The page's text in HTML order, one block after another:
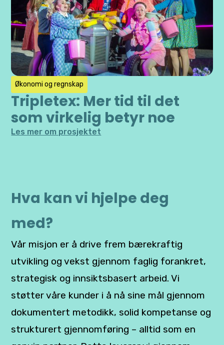
Økonomi og regnskap
Tripletex: Mer tid til det
som virkelig betyr noe
Les mer om prosjektet
Hva kan vi hjelpe deg
med?
Vår misjon er å drive frem bærekraftig
utvikling og vekst gjennom faglig forankret,
strategisk og innsiktsbasert arbeid. Vi
støtter våre kunder i å nå sine mål gjennom
dokumentert metodikk, solid kompetanse og
strukturert gjennomføring – alltid som en